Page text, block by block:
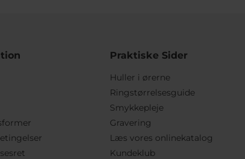
Praktiske Sider
Huller i ørerne
Ringstørrelsesguide
Smykkepleje
Gravering
Læs vores onlinekatalog
Kundeklub